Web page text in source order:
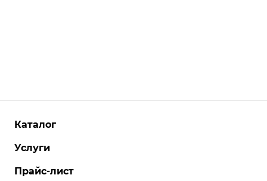
Каталог
Услуги
Прайс-лист